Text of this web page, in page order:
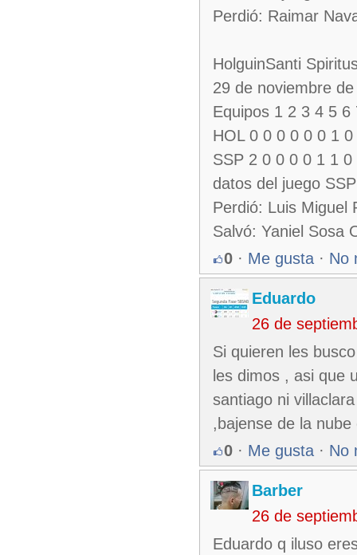
Perdió: Raimar
HolguinSanti
29 de noviembre
Equipos 1 2 3 4 5 6
HOL 0 0 0 0 0 0 1
SSP 2 0 0 0 0 1 1 0
datos del juego
Perdió: Luis Miguel
Salvó: Yaniel Sosa
0 · Me gusta · No
Eduardo
26 de
Si quieren les
les dimos , asi que
santiago ni
,bajense de la
0 · Me gusta · No
Barber
26 de
Eduardo q iluso